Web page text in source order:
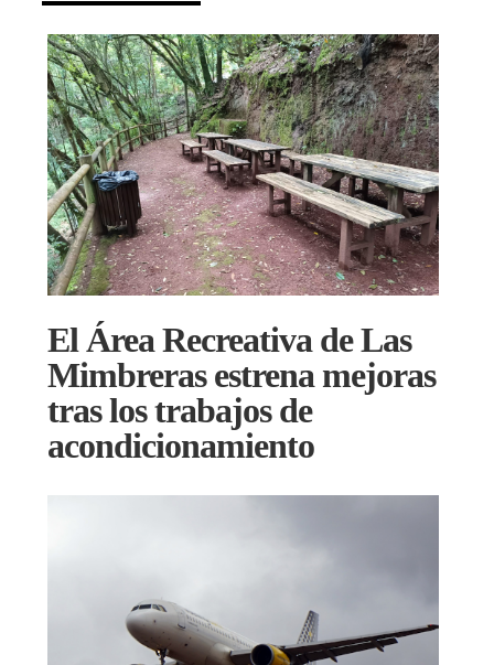
El Área Recreativa de Las
Mimbreras estrena mejoras
tras los trabajos de
acondicionamiento